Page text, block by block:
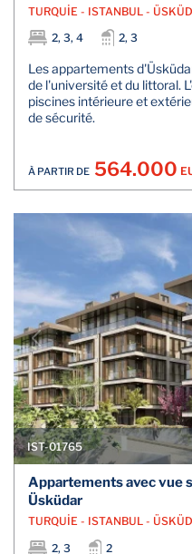
TURQUİE - ISTANBUL -
2, 3, 4
2, 3
Les appartements
de l'université et du littoral.
piscines intérieure et
de sécurité.
À PARTIR DE 564.000
IST-01765
Appartements avec vue
Üsküdar
TURQUİE - ISTANBUL -
2, 3
2